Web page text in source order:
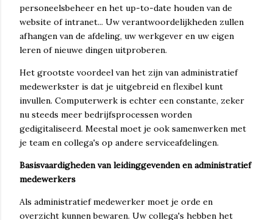
personeelsbeheer en het up-to-date houden van de
website of intranet... Uw verantwoordelijkheden zullen
afhangen van de afdeling, uw werkgever en uw eigen
leren of nieuwe dingen uitproberen.
Het grootste voordeel van het zijn van administratief
medewerkster is dat je uitgebreid en flexibel kunt
invullen. Computerwerk is echter een constante, zeker
nu steeds meer bedrijfsprocessen worden
gedigitaliseerd. Meestal moet je ook samenwerken met
je team en collega's op andere serviceafdelingen.
Basisvaardigheden van leidinggevenden en administratief
medewerkers
Als administratief medewerker moet je orde en
overzicht kunnen bewaren. Uw collega's hebben het